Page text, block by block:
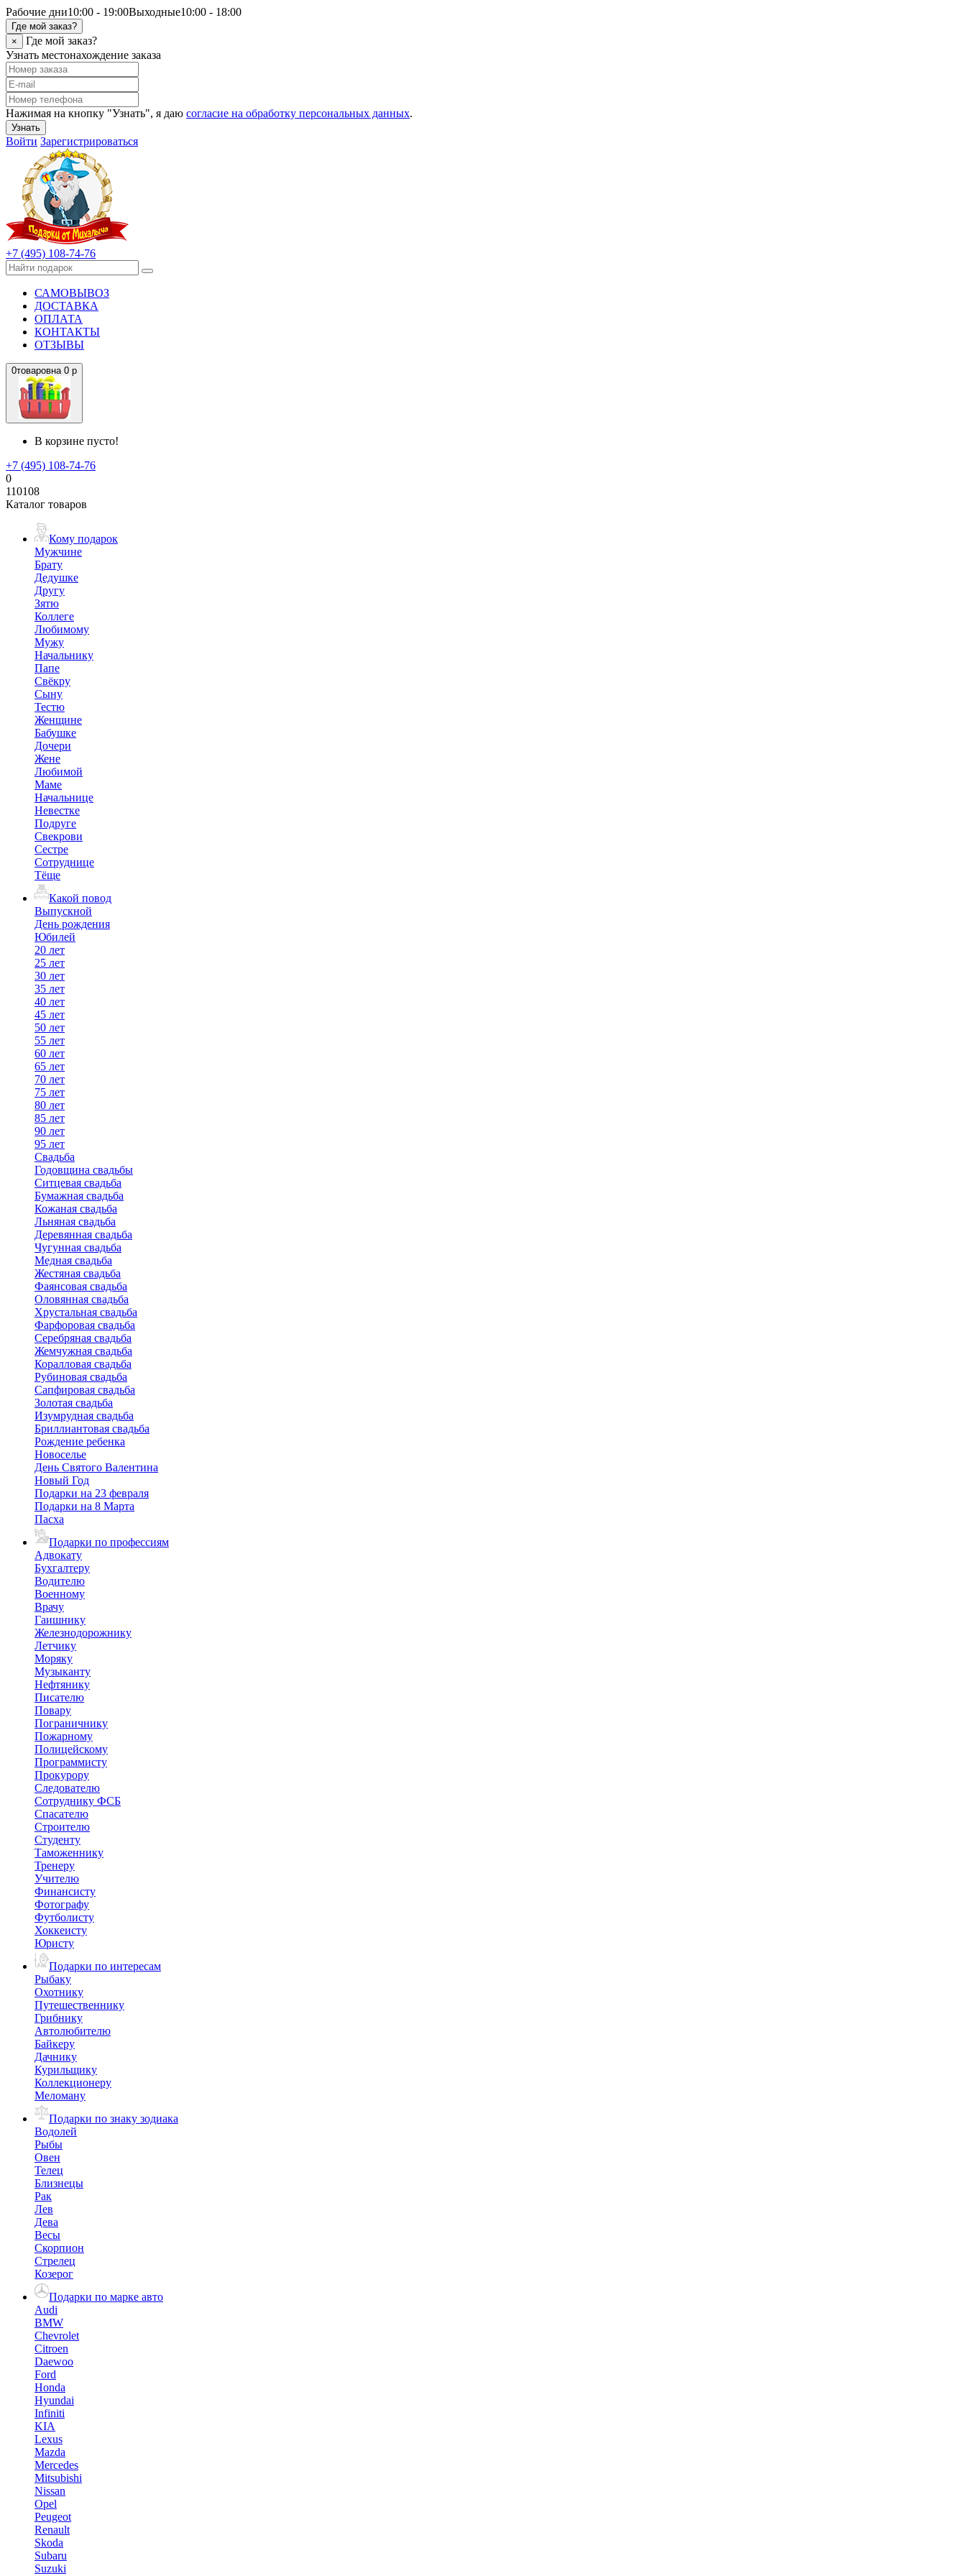
Рабочие дни10:00 - 19:00Выходные10:00 - 18:00
Где мой заказ?
×
Где мой заказ?
Узнать местонахождение заказа
Нажимая на кнопку "Узнать", я даю согласие на обработку персональных данных.
Узнать
Войти Зарегистрироваться
+7 (495) 108-74-76
САМОВЫВОЗ
ДОСТАВКА
ОПЛАТА
КОНТАКТЫ
ОТЗЫВЫ
0товаровна 0 р
В корзине пусто!
+7 (495) 108-74-76
0
110108
Каталог товаров
Кому подарок
Мужчине
Брату
Дедушке
Другу
Зятю
Коллеге
Любимому
Мужу
Начальнику
Папе
Свёкру
Сыну
Тестю
Женщине
Бабушке
Дочери
Жене
Любимой
Маме
Начальнице
Невестке
Подруге
Свекрови
Сестре
Сотруднице
Тёще
Какой повод
Выпускной
День рождения
Юбилей
20 лет
25 лет
30 лет
35 лет
40 лет
45 лет
50 лет
55 лет
60 лет
65 лет
70 лет
75 лет
80 лет
85 лет
90 лет
95 лет
Свадьба
Годовщина свадьбы
Ситцевая свадьба
Бумажная свадьба
Кожаная свадьба
Льняная свадьба
Деревянная свадьба
Чугунная свадьба
Медная свадьба
Жестяная свадьба
Фаянсовая свадьба
Оловянная свадьба
Хрустальная свадьба
Фарфоровая свадьба
Серебряная свадьба
Жемчужная свадьба
Коралловая свадьба
Рубиновая свадьба
Сапфировая свадьба
Золотая свадьба
Изумрудная свадьба
Бриллиантовая свадьба
Рождение ребенка
Новоселье
День Святого Валентина
Новый Год
Подарки на 23 февраля
Подарки на 8 Марта
Пасха
Подарки по профессиям
Адвокату
Бухгалтеру
Водителю
Военному
Врачу
Гаишнику
Железнодорожнику
Летчику
Моряку
Музыканту
Нефтянику
Писателю
Повару
Пограничнику
Пожарному
Полицейскому
Программисту
Прокурору
Следователю
Сотруднику ФСБ
Спасателю
Строителю
Студенту
Таможеннику
Тренеру
Учителю
Финансисту
Фотографу
Футболисту
Хоккеисту
Юристу
Подарки по интересам
Рыбаку
Охотнику
Путешественнику
Грибнику
Автолюбителю
Байкеру
Дачнику
Курильщику
Коллекционеру
Меломану
Подарки по знаку зодиака
Водолей
Рыбы
Овен
Телец
Близнецы
Рак
Лев
Дева
Весы
Скорпион
Стрелец
Козерог
Подарки по марке авто
Audi
BMW
Chevrolet
Citroen
Daewoo
Ford
Honda
Hyundai
Infiniti
KIA
Lexus
Mazda
Mercedes
Mitsubishi
Nissan
Opel
Peugeot
Renault
Skoda
Subaru
Suzuki